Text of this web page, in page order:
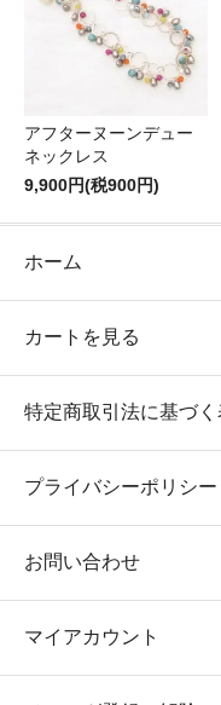
アフターヌーンデュー
ネックレス
9,900円(税900円)
ホーム
カートを見る
特定商取引法に基づ
プライバシーポリシー
お問い合わせ
マイアカウント